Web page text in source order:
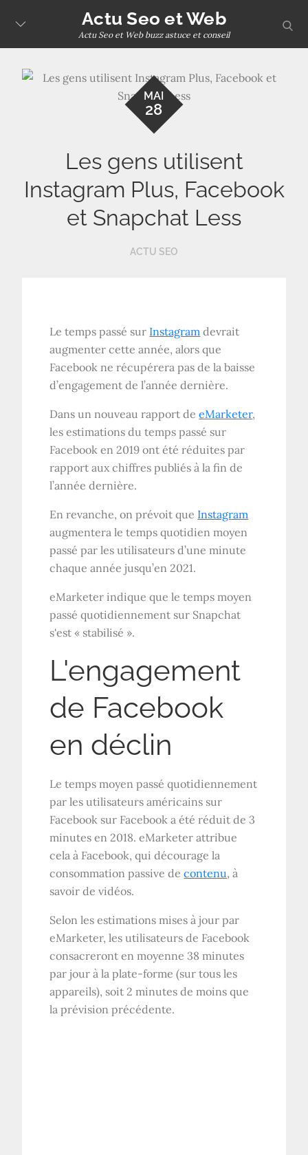
content
Actu Seo et Web
Actu Seo et Web buzz astuce et conseil
MAI
28
Les gens utilisent
Instagram Plus, Facebook
et Snapchat Less
ACTU SEO
Le temps passé sur Instagram devrait
augmenter cette année, alors que
Facebook ne récupérera pas de la baisse
d’engagement de l’année dernière.
Dans un nouveau rapport deeMarketer,
les estimations du temps passé sur
Facebook en 2019 ont été réduites par
rapport aux chiffres publiés à la fin de
l’année dernière.
En revanche, on prévoit que Instagram
augmentera le temps quotidien moyen
passé par les utilisateurs d’une minute
chaque année jusqu’en 2021.
eMarketer indique que le temps moyen
passé quotidiennement sur Snapchat
s'est « stabilisé ».
L'engagement
de Facebook
en déclin
Le temps moyen passé quotidiennement
par les utilisateurs américains sur
Facebook sur Facebook a été réduit de 3
minutes en 2018. eMarketer attribue
cela à Facebook, qui décourage la
consommation passive decontenu, à
savoir de vidéos.
Selon les estimations mises à jour par
eMarketer, les utilisateurs de Facebook
consacreront en moyenne 38 minutes
par jour à la plate-forme (sur tous les
appareils), soit 2 minutes de moins que
la prévision précédente.